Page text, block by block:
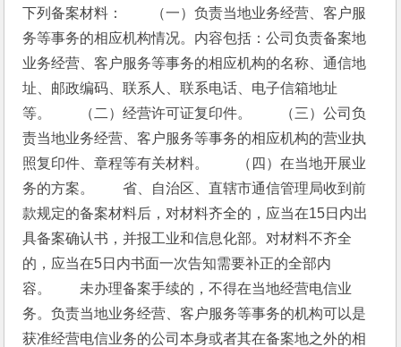
下列备案材料：　　（一）负责当地业务经营、客户服
务等事务的相应机构情况。内容包括：公司负责备案地
业务经营、客户服务等事务的相应机构的名称、通信地
址、邮政编码、联系人、联系电话、电子信箱地址
等。　　（二）经营许可证复印件。　　（三）公司负
责当地业务经营、客户服务等事务的相应机构的营业执
照复印件、章程等有关材料。　　（四）在当地开展业
务的方案。　　省、自治区、直辖市通信管理局收到前
款规定的备案材料后，对材料齐全的，应当在15日内出
具备案确认书，并报工业和信息化部。对材料不齐全
的，应当在5日内书面一次告知需要补正的全部内
容。　　未办理备案手续的，不得在当地经营电信业
务。负责当地业务经营、客户服务等事务的机构可以是
获准经营电信业务的公司本身或者其在备案地之外的相